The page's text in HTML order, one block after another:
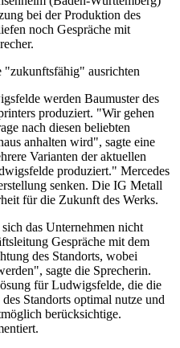
bei der Produktion des
noch Gespräche mit
ausrichten
werden Baumuster des
produziert. "Wir gehen
nach diesen beliebten
anhalten wird", sagte eine
Varianten der aktuellen
produziert." Mercedes
senken. Die IG Metall
für die Zukunft des Werks.
das Unternehmen nicht
Gespräche mit dem
des Standorts, wobei
sagte die Sprecherin.
für Ludwigsfelde, die die
Standorts optimal nutze und
berücksichtige.